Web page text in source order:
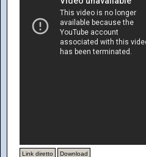
Link diretto Download